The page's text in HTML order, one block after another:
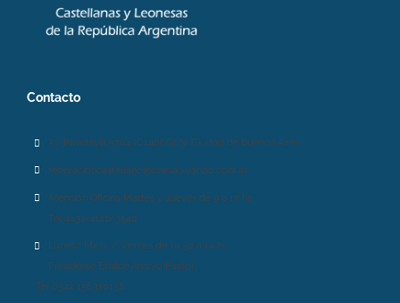
Contacto
Av. Rivadavia 5764 (C1406GLN) Ciudad de Buenos Aires.
federacioncastellanoleonesa@yahoo.com.ar
Atención Oficina Martes y Jueves de 9 a 17 hs.
Tel 4431-4121/3540.
Lunes/ Mierc / Viernes de 10.30 a 14 hs.
Presidente Emilce Arroyo Pastor:
Tel 0342 156310138.